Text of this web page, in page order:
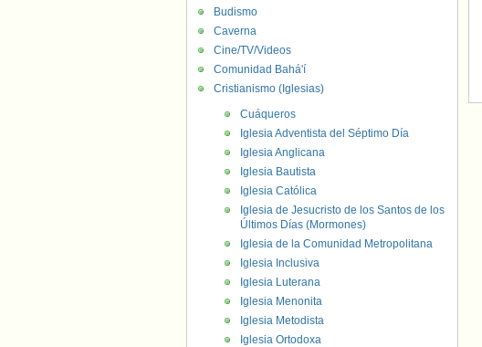
Budismo
Caverna
Cine/TV/Videos
Comunidad Bahá'í
Cristianismo (Iglesias)
Cuáqueros
Iglesia Adventista del Séptimo Día
Iglesia Anglicana
Iglesia Bautista
Iglesia Católica
Iglesia de Jesucristo de los Santos de los
Últimos Días (Mormones)
Iglesia de la Comunidad Metropolitana
Iglesia Inclusiva
Iglesia Luterana
Iglesia Menonita
Iglesia Metodista
Iglesia Ortodoxa